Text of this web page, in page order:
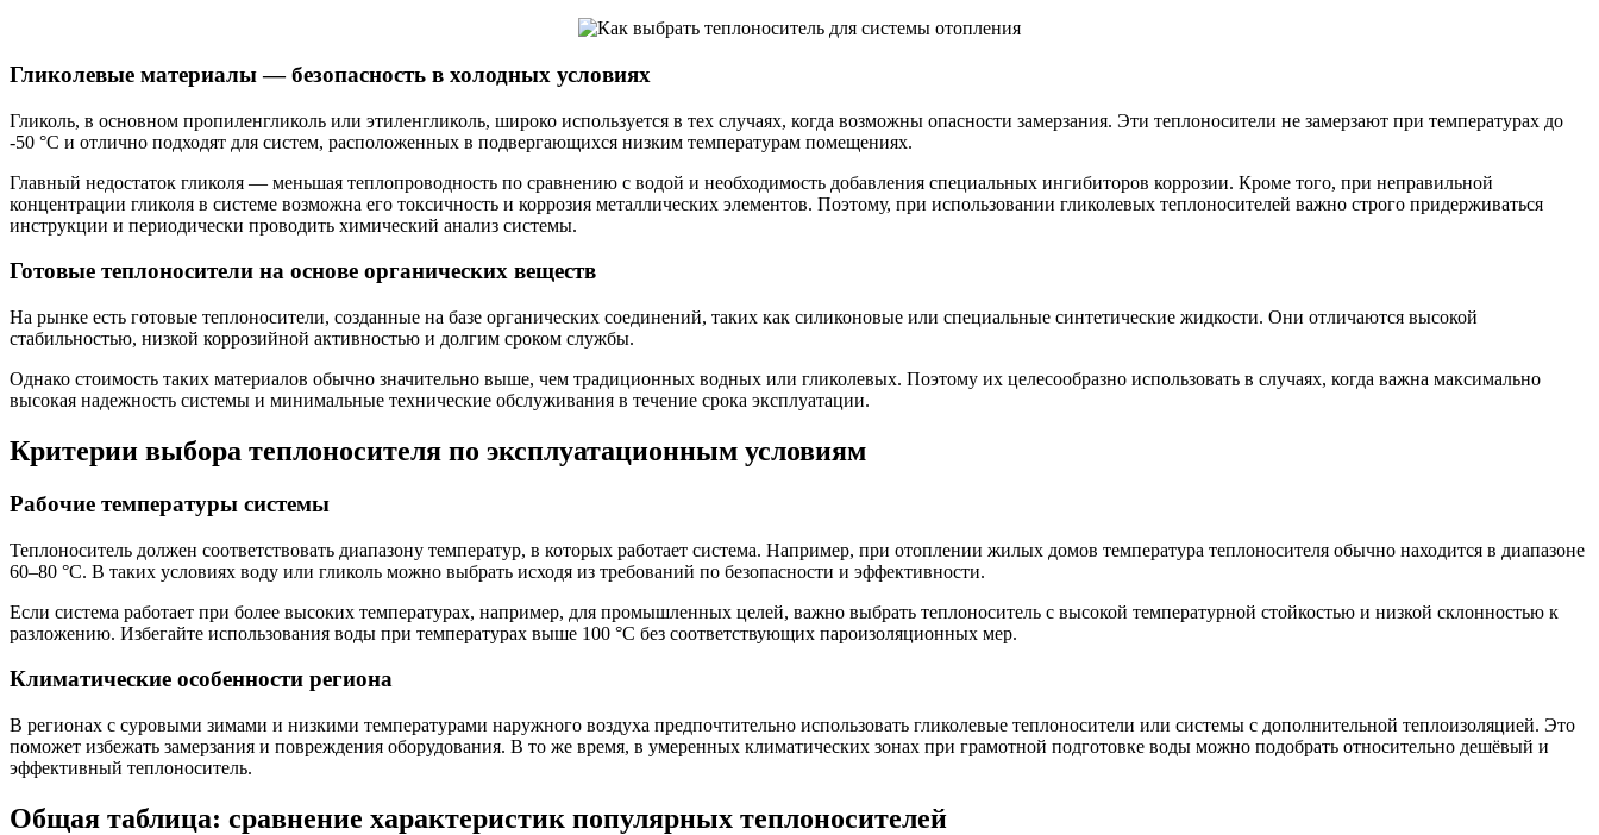
Гликолевые материалы — безопасность в холодных условиях
Гликоль, в основном пропиленгликоль или этиленгликоль, широко используется в тех случаях, когда возможны опасности замерзания. Эти теплоносители не замерзают при температурах до
-50 °C и отлично подходят для систем, расположенных в подвергающихся низким температурам помещениях.
Главный недостаток гликоля — меньшая теплопроводность по сравнению с водой и необходимость добавления специальных ингибиторов коррозии. Кроме того, при неправильной
концентрации гликоля в системе возможна его токсичность и коррозия металлических элементов. Поэтому, при использовании гликолевых теплоносителей важно строго придерживаться
инструкции и периодически проводить химический анализ системы.
Готовые теплоносители на основе органических веществ
На рынке есть готовые теплоносители, созданные на базе органических соединений, таких как силиконовые или специальные синтетические жидкости. Они отличаются высокой
стабильностью, низкой коррозийной активностью и долгим сроком службы.
Однако стоимость таких материалов обычно значительно выше, чем традиционных водных или гликолевых. Поэтому их целесообразно использовать в случаях, когда важна максимально
высокая надежность системы и минимальные технические обслуживания в течение срока эксплуатации.
Критерии выбора теплоносителя по эксплуатационным условиям
Рабочие температуры системы
Теплоноситель должен соответствовать диапазону температур, в которых работает система. Например, при отоплении жилых домов температура теплоносителя обычно находится в диапазоне
60–80 °C. В таких условиях воду или гликоль можно выбрать исходя из требований по безопасности и эффективности.
Если система работает при более высоких температурах, например, для промышленных целей, важно выбрать теплоноситель с высокой температурной стойкостью и низкой склонностью к
разложению. Избегайте использования воды при температурах выше 100 °C без соответствующих пароизоляционных мер.
Климатические особенности региона
В регионах с суровыми зимами и низкими температурами наружного воздуха предпочтительно использовать гликолевые теплоносители или системы с дополнительной теплоизоляцией. Это
поможет избежать замерзания и повреждения оборудования. В то же время, в умеренных климатических зонах при грамотной подготовке воды можно подобрать относительно дешёвый и
эффективный теплоноситель.
Общая таблица: сравнение характеристик популярных теплоносителей